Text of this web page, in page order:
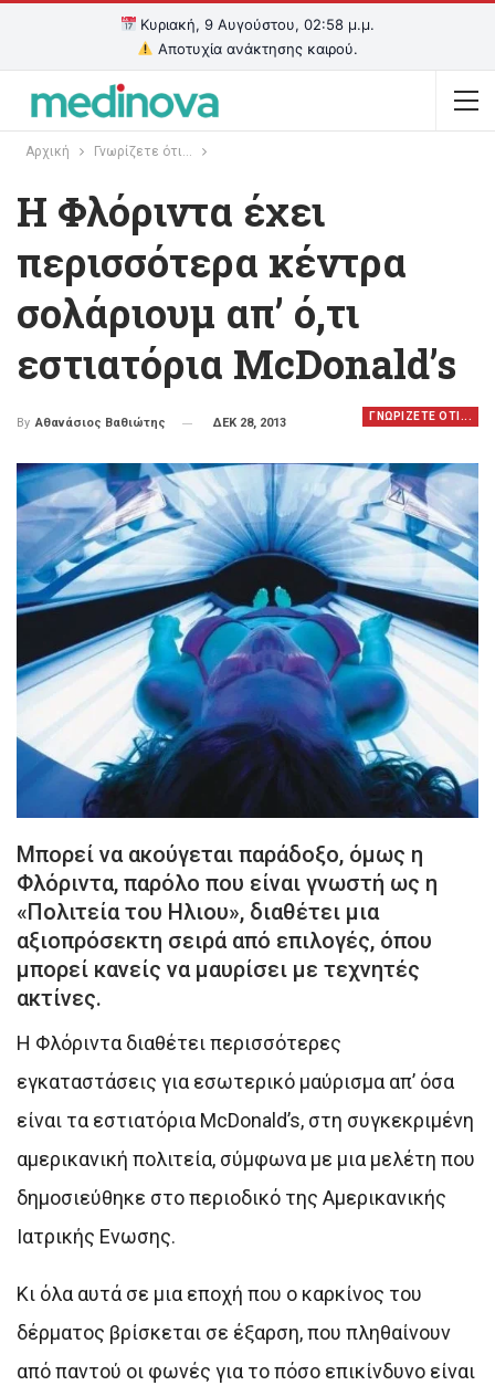
Κυριακή, 9 Αυγούστου, 02:58 μ.μ.
Αποτυχία ανάκτησης καιρού.
Αρχική Γνωρίζετε ότι...
Η Φλόριντα έχει
περισσότερα κέντρα
σολάριουμ απ’ ό,τι
εστιατόρια McDonald’s
ΓΝΩΡΙΖΕΤΕ ΟΤΙ...
By Αθανάσιος Βαθιώτης ΔΕΚ 28, 2013
Μπορεί να ακούγεται παράδοξο, όμως η
Φλόριντα, παρόλο που είναι γνωστή ως η
«Πολιτεία του Ηλιου», διαθέτει μια
αξιοπρόσεκτη σειρά από επιλογές, όπου
μπορεί κανείς να μαυρίσει με τεχνητές
ακτίνες.
Η Φλόριντα διαθέτει περισσότερες
εγκαταστάσεις για εσωτερικό μαύρισμα απ’ όσα
είναι τα εστιατόρια McDonald’s, στη συγκεκριμένη
αμερικανική πολιτεία, σύμφωνα με μια μελέτη που
δημοσιεύθηκε στο περιοδικό της Αμερικανικής
Ιατρικής Ενωσης.
Κι όλα αυτά σε μια εποχή που ο καρκίνος του
δέρματος βρίσκεται σε έξαρση, που πληθαίνουν
από παντού οι φωνές για το πόσο επικίνδυνο είναι